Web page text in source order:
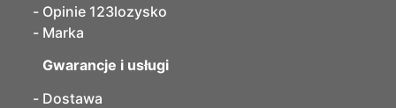
Opinie 123lozysko
Marka
Gwarancje i usługi
Dostawa